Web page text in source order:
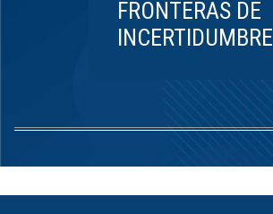
FRONTERAS DE
INCERTIDUMBRE
8